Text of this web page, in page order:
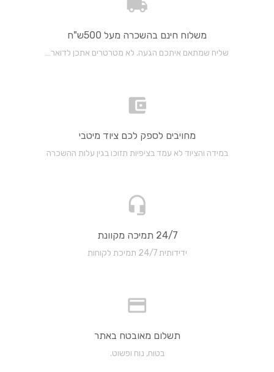
משלוח חינם בהשכרה מעל 500ש"ח
שליח שמתאם איתכם הגעה. לא מטרטרים אתכן לדואר…
מחויבים לספק לכם ציוד מיטבי
במידה והציוד לא עמד בציפיות תזוכו בגין עלות ההשכרה
24/7 תמיכה מקוונת
ידידותית 24/7 תמיכת לקוחות
תשלום מאובטח באתר
בטוח, נוח ופשוט.